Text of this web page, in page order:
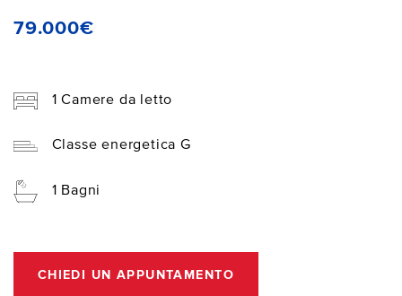
79.000€
1 Camere da letto
Classe energetica G
1 Bagni
CHIEDI UN APPUNTAMENTO